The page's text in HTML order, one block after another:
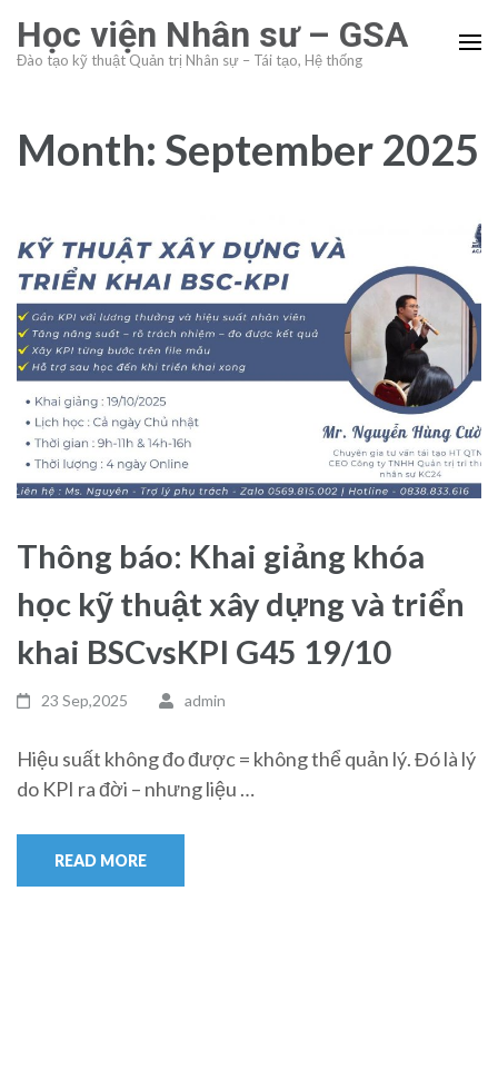
content
Enter)
Học viện Nhân sư – GSA
Đào tạo kỹ thuật Quản trị Nhân sự – Tái tạo, Hệ thống
Month: September 2025
Thông báo: Khai giảng khóa
học kỹ thuật xây dựng và triển
khai BSCvsKPI G45 19/10
23 Sep,2025 admin
Hiệu suất không đo được = không thể quản lý. Đó là lý
do KPI ra đời – nhưng liệu …
READ MORE